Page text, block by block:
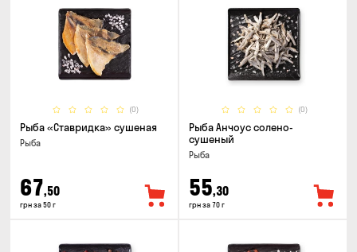
(0)
Рыба «Ставридка» сушеная
Рыба
67,50
грн за 50 г
(0)
Рыба Анчоус солено-
сушеный
Рыба
55,30
грн за 70 г